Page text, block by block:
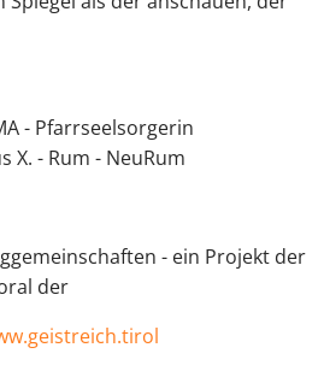
- Pfarrseelsorgerin
X. - Rum - NeuRum
- ein Projekt der
der